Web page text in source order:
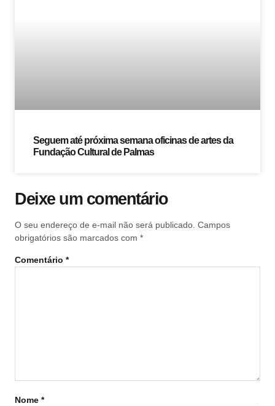
Seguem até próxima semana oficinas de artes da
Fundação Cultural de Palmas
Deixe um comentário
O seu endereço de e-mail não será publicado. Campos
obrigatórios são marcados com *
Comentário *
Nome *